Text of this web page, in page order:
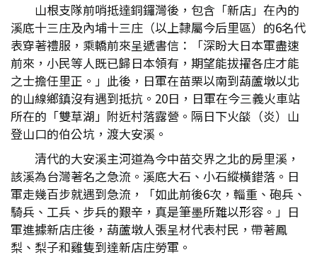
山根支隊前哨抵達銅鑼灣後，包含「新店」在內的
溪底十三庄及內埔十三庄（以上隸屬今后里區）的6名代
表穿著禮服，乘轎前來呈遞書信：「深盼大日本軍盡速
前來，小民等人既已歸日本領有，期望能拔擢各庄才能
之士擔任里正。」此後，日軍在苗栗以南到葫蘆墩以北
的山線鄉鎮沒有遇到抵抗。20日，日軍在今三義火車站
所在的「雙草湖」附近村落露營。隔日下火燄（炎）山
登山口的伯公坑，渡大安溪。
清代的大安溪主河道為今中苗交界之北的房里溪，
該溪為台灣著名之急流。溪底大石、小石縱橫錯落。日
軍走幾百步就遇到急流，「如此前後6次，輜重、砲兵、
騎兵、工兵、步兵的艱辛，真是筆墨所難以形容。」日
軍進據新店庄後，葫蘆墩人張呈材代表村民，帶著鳳
梨、梨子和雞隻到達新店庄勞軍。